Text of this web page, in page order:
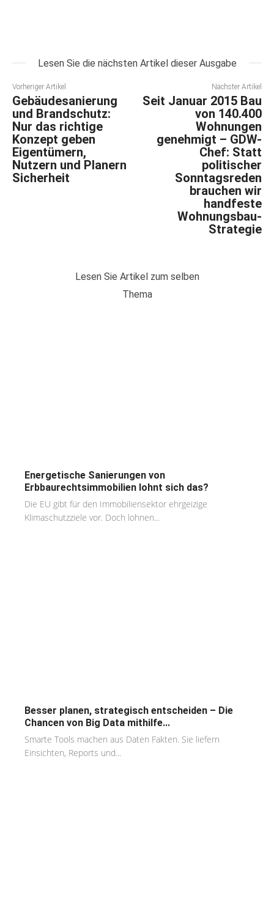
Lesen Sie die nächsten Artikel dieser Ausgabe
Vorheriger Artikel
Gebäudesanierung
und Brandschutz:
Nur das richtige
Konzept geben
Eigentümern,
Nutzern und Planern
Sicherheit
Nächster Artikel
Seit Januar 2015 Bau
von 140.400
Wohnungen
genehmigt – GDW-
Chef: Statt
politischer
Sonntagsreden
brauchen wir
handfeste
Wohnungsbau-
Strategie
Lesen Sie Artikel zum selben
Thema
Energetische Sanierungen von
Erbbaurechtsimmobilien lohnt sich das?
Die EU gibt für den Immobiliensektor ehrgeizige
Klimaschutzziele vor. Doch lohnen...
Besser planen, strategisch entscheiden – Die
Chancen von Big Data mithilfe...
Smarte Tools machen aus Daten Fakten. Sie liefern
Einsichten, Reports und...